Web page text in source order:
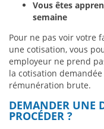
Vous êtes
semaine
Pour ne pas voir votre
une cotisation, vous
employeur ne prend
la cotisation
rémunération brute.
DEMANDER UNE
PROCÉDER ?